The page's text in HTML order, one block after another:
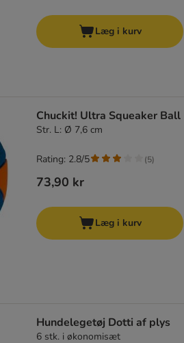
Læg i kurv
Chuckit! Ultra Squeaker Ball
Str. L: Ø 7,6 cm
73,90 kr
Rating: 2.8/5 (5)
Læg i kurv
Hundelegetøj Dotti af plys
6 stk. i økonomisæt